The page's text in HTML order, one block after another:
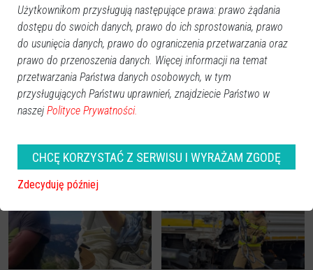
Proces nożownika ze szkoły
ofiar
[ZDJĘCIA]
Użytkownikom przysługują następujące prawa: prawo żądania
dostępu do swoich danych, prawo do ich sprostowania, prawo
do usunięcia danych, prawo do ograniczenia przetwarzania oraz
prawo do przenoszenia danych. Więcej informacji na temat
przetwarzania Państwa danych osobowych, w tym
przysługujących Państwu uprawnień, znajdziecie Państwo w
naszej Polityce Prywatności.
CHCĘ KORZYSTAĆ Z SERWISU I WYRAŻAM ZGODĘ
Zdecyduję później